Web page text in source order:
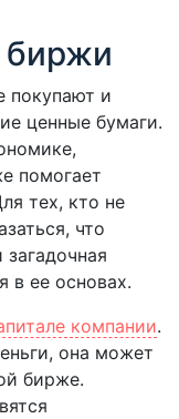
покупают и
ценные бумаги.
помогает
тех, кто не
что
в ее основах.
компании.
она может
бирже.